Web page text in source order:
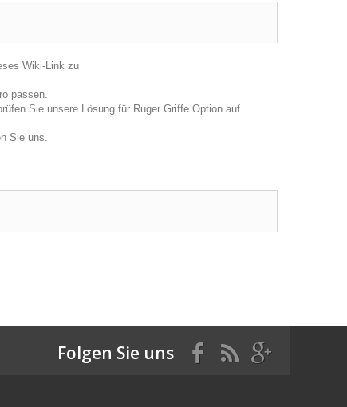
Wiki-Link zu
passen.
Sie unsere Lösung für Ruger Griffe Option auf
Sie uns.
Folgen Sie uns